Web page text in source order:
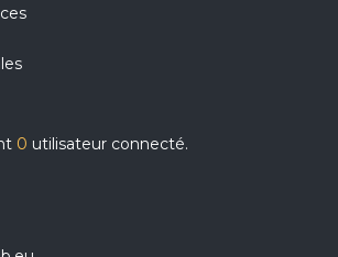
0 utilisateur connecté.